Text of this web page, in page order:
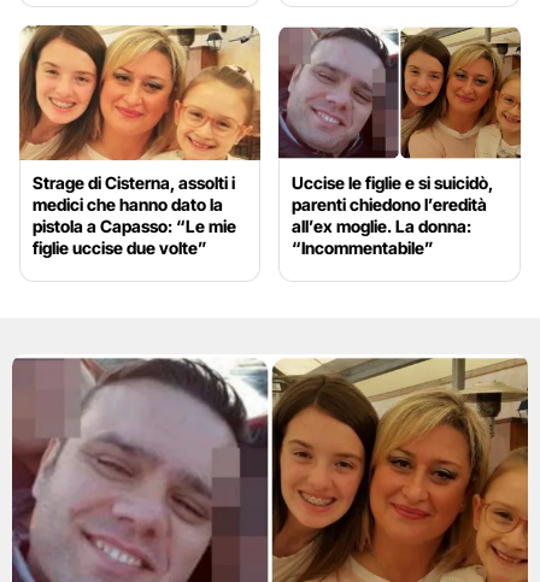
Strage di Cisterna, assolti i
medici che hanno dato la
pistola a Capasso: “Le mie
figlie uccise due volte”
Uccise le figlie e si suicidò,
parenti chiedono l’eredità
all’ex moglie. La donna:
“Incommentabile”